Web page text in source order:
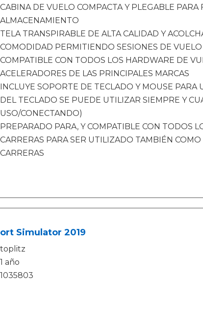
CABINA DE VUELO COMPACTA Y PLEGABLE PARA
ALMACENAMIENTO
TELA TRANSPIRABLE DE ALTA CALIDAD Y
COMODIDAD PERMITIENDO SESIONES DE VUELO
COMPATIBLE CON TODOS LOS HARDWARE DE
ACELERADORES DE LAS PRINCIPALES MARCAS
INCLUYE SOPORTE DE TECLADO Y MOUSE PARA
DEL TECLADO SE PUEDE UTILIZAR SIEMPRE Y
USO/CONECTANDO)
PREPARADO PARA, Y COMPATIBLE CON TODOS
CARRERAS PARA SER UTILIZADO TAMBIÉN
CARRERAS
Simulator 2019
toplitz
1 año
1035803